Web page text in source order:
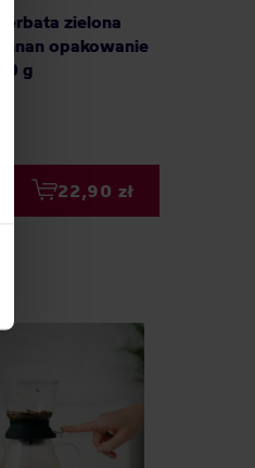
zielona
opakowanie
g
22,90 zł